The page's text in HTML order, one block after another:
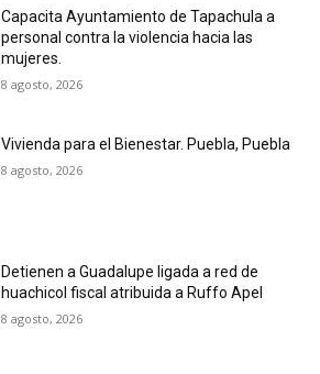
Capacita Ayuntamiento de Tapachula a
personal contra la violencia hacia las
mujeres.
8 agosto, 2026
Vivienda para el Bienestar. Puebla, Puebla
8 agosto, 2026
Detienen a Guadalupe ligada a red de
huachicol fiscal atribuida a Ruffo Apel
8 agosto, 2026